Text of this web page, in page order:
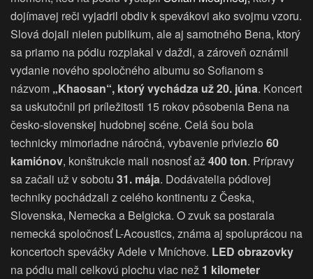
dojímavej reči vyjadril obdiv k spevákovi ako svojmu vzoru.
Slová dojali nielen publikum, ale aj samotného Bena, ktorý
sa priamo na pódiu rozplakal v daždi, a zároveň oznámil
vydanie nového spoločného albumu so Sofianom s
názvom „Khaosan“, ktorý vychádza už 20. júna. Koncert
sa uskutočnil pri príležitosti 15 rokov pôsobenia Bena na
česko-slovenskej hudobnej scéne. Celá šou bola
technicky mimoriadne náročná, vybavenie priviezlo 60
kamiónov, konštrukcie mali nosnosť až400 ton. Prípravy
sa začali už v sobotu 31. mája. Dodávatelia pódiovej
techniky pochádzali z celého kontinentu z Česka,
Slovenska, Nemecka a Belgicka. O zvuk sa postarala
nemecká spoločnosť L-Acoustics, známa aj spoluprácou na
koncertoch speváčky Adele v Mníchove. LED obrazovky
na pódiu mali celkovú plochu viac než 1 kilometer